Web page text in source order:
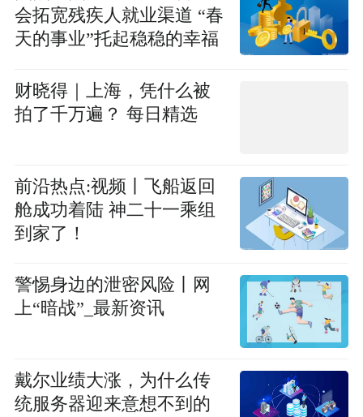
会拓宽残疾人就业渠道 “春
天的事业”托起稳稳的幸福
财晓得｜上海，凭什么被
拍了千万遍？ 每日精选
前沿热点:视频丨飞船返回
舱成功着陆 神二十一乘组
到家了！
警惕身边的泄密风险丨网
上“暗战”_最新资讯
戴尔业绩大涨，为什么传
统服务器迎来意想不到的